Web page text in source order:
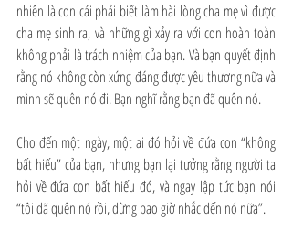
nhiên là con cái phải biết làm hài lòng cha mẹ vì được
cha mẹ sinh ra, và những gì xảy ra với con hoàn toàn
không phải là trách nhiệm của bạn. Và bạn quyết định
rằng nó không còn xứng đáng được yêu thương nữa và
mình sẽ quên nó đi. Bạn nghĩ rằng bạn đã quên nó.
Cho đến một ngày, một ai đó hỏi về đứa con “không
bất hiếu” của bạn, nhưng bạn lại tưởng rằng người ta
hỏi về đứa con bất hiếu đó, và ngay lập tức bạn nói
“tôi đã quên nó rồi, đừng bao giờ nhắc đến nó nữa”.